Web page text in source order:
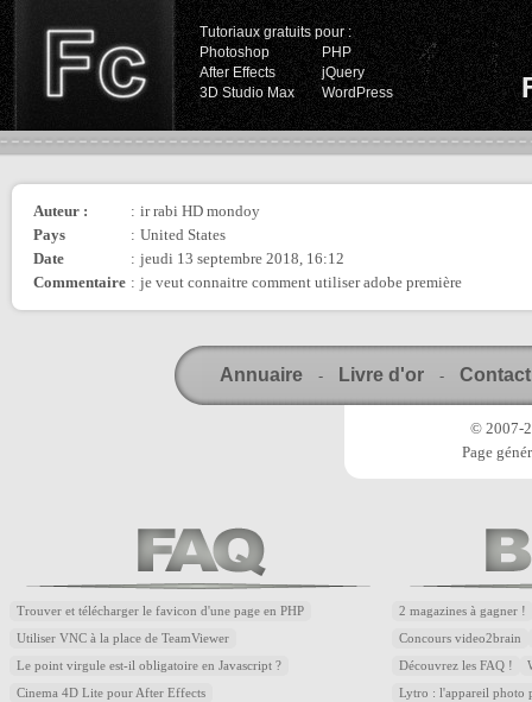
Tutoriaux gratuits pour :
Photoshop
PHP
After Effects
jQuery
3D Studio Max
WordPress
Auteur : : ir rabi HD mondoy
Pays
: United States
Date
: jeudi 13 septembre 2018, 16:12
Commentaire : je veut connaitre comment utiliser adobe première
Annuaire - Livre d'or - Contact
© 2007-
Page
Trouver et télécharger le favicon d'une page en PHP
Utiliser VNC à la place de TeamViewer
Le point virgule est-il obligatoire en Javascript ?
Cinema 4D Lite pour After Effects
2 magazines à gagner !
Concours video2brain
Découvrez les FAQ !
Lytro : l'appareil photo